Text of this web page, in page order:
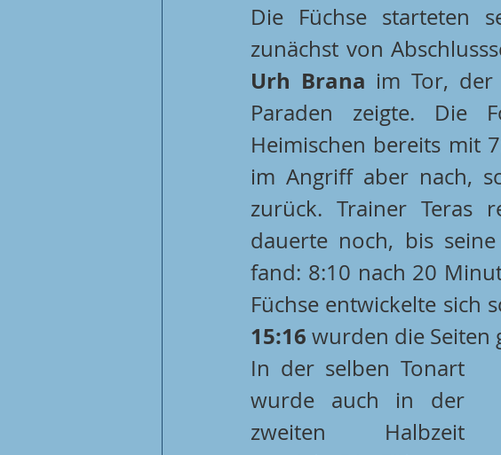
Die Füchse starteten
Urh Brana im Tor, der
Paraden zeigte. Die
Heimischen bereits mit
im Angriff aber nach,
zurück. Trainer Teras
dauerte noch, bis
fand: 8:10 nach 20
15:16 wurden die Seiten
In der selben Tonart
wurde auch in der
zweiten Halbzeit